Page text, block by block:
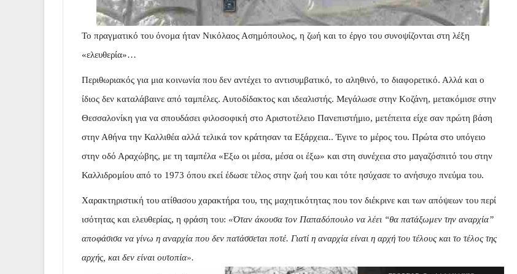
Το πραγματικό του όνομα ήταν Νικόλαος Ασημόπουλος, η ζωή και το έργο του συνοψίζονται στη λέξη
«ελευθερία»…
Περιθωριακός για μια κοινωνία που δεν αντέχει το αντισυμβατικό, το αληθινό, το διαφορετικό. Αλλά και ο
ίδιος δεν καταλάβαινε από ταμπέλες. Αυτοδίδακτος και ιδεαλιστής. Μεγάλωσε στην Κοζάνη, μετακόμισε στην
Θεσσαλονίκη για να σπουδάσει φιλοσοφική στο Αριστοτέλειο Πανεπιστήμιο, μετέπειτα είχε σαν πρώτη βάση
στην Αθήνα την Καλλιθέα αλλά τελικά τον κράτησαν τα Εξάρχεια.. Έγινε το μέρος του. Πρώτα στο υπόγειο
στην οδό Αραχώβης, με τη ταμπέλα «Εξω οι μέσα, μέσα οι έξω» και στη συνέχεια στο μαγαζόσπιτό του στην
Καλλιδρομίου από το 1973 όπου εκεί έδωσε τέλος στην ζωή του και τότε ησύχασε το ανήσυχο πνεύμα του.
Χαρακτηριστική του ατίθασου χαρακτήρα του, της μαχητικότητας που τον διέκρινε και των απόψεων του περί
ισότητας και ελευθερίας, η φράση του: «Όταν άκουσα τον Παπαδόπουλο να λέει “θα πατάξωμεν την αναρχία”
αποφάσισα να γίνω η αναρχία που δεν πατάσσεται ποτέ. Γιατί η αναρχία είναι η αρχή του τέλους και το τέλος της
αρχής, και δεν είναι ουτοπία».